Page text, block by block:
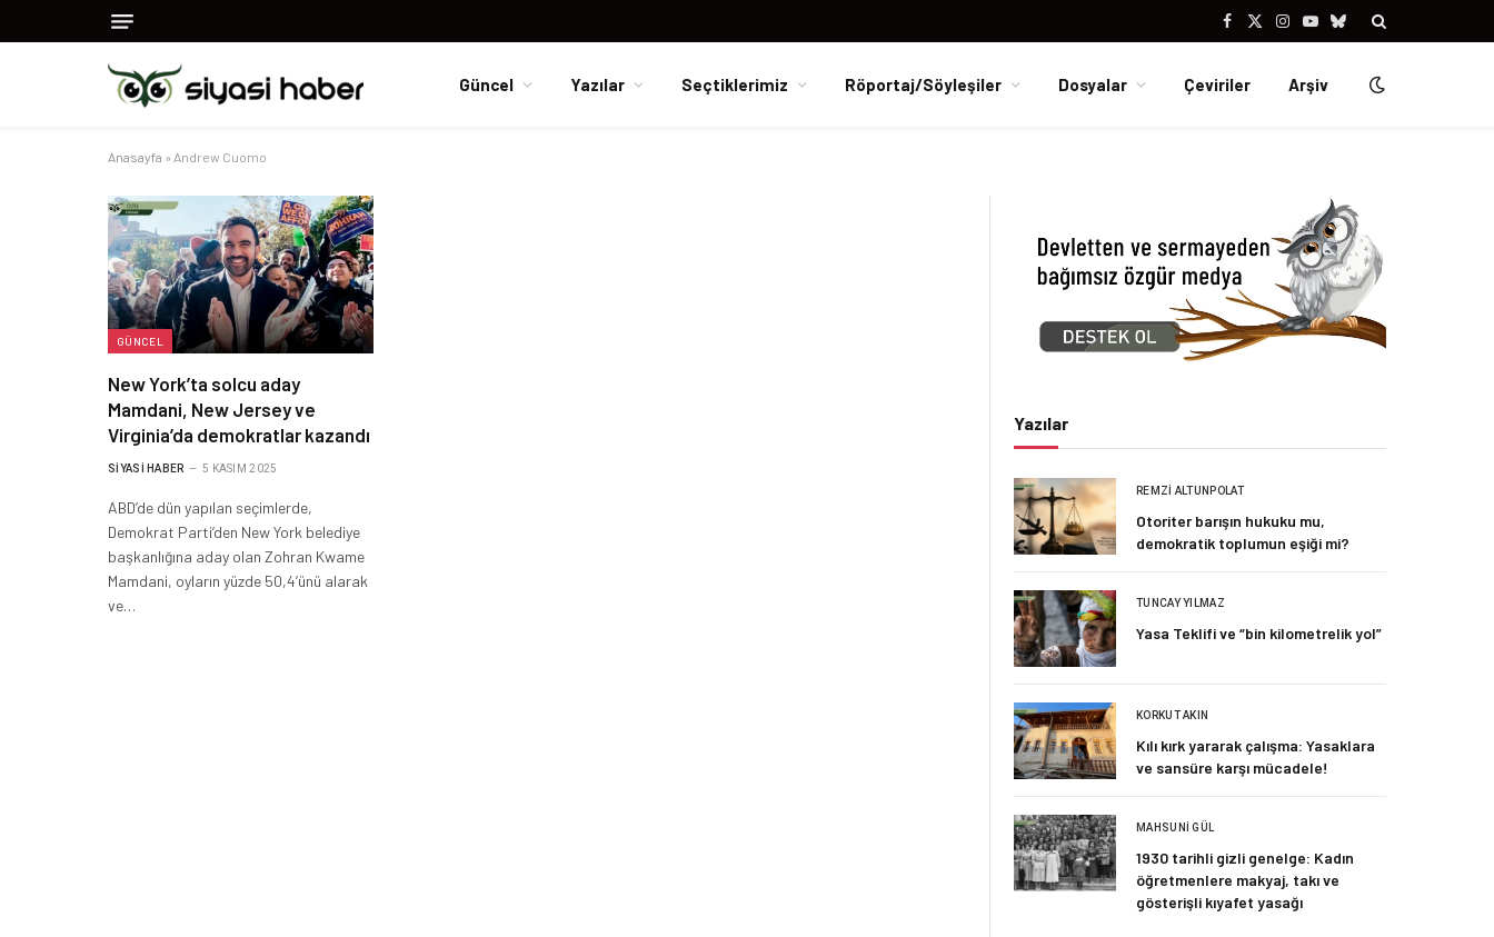
Facebook
X
Instagram
YouTubeBluesky
Güncel Yazılar Seçtiklerimiz Röportaj/Söyleşiler Dosyalar Çeviriler Arşiv
Anasayfa » Andrew Cuomo
GÜNCEL
New York’ta solcu aday
Mamdani, New Jersey ve
Virginia’da demokratlar kazandı
SIYASI HABER 5 KASIM 2025
ABD’de dün yapılan seçimlerde,
Demokrat Parti’den New York belediye
başkanlığına aday olan Zohran Kwame
Mamdani, oyların yüzde 50,4’ünü alarak
ve…
Yazılar
REMZI ALTUNPOLAT
Otoriter barışın hukuku mu,
demokratik toplumun eşiği mi?
TUNCAY YILMAZ
Yasa Teklifi ve “bin kilometrelik yol”
KORKUT AKIN
Kılı kırk yararak çalışma: Yasaklara
ve sansüre karşı mücadele!
MAHSUNI GÜL
1930 tarihli gizli genelge: Kadın
öğretmenlere makyaj, takı ve
gösterişli kıyafet yasağı